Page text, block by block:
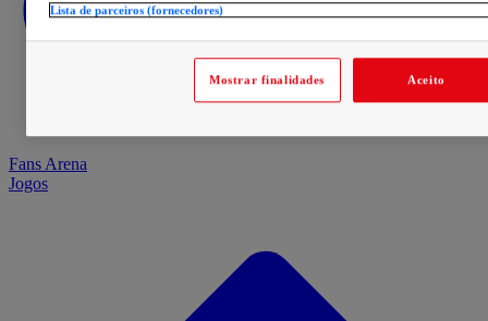
Fans Arena
Jogos
Lista de parceiros (fornecedores)
Mostrar finalidades Aceito